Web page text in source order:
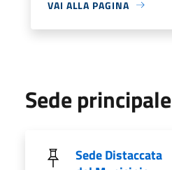
VAI ALLA PAGINA
Sede principale
Sede Distaccata